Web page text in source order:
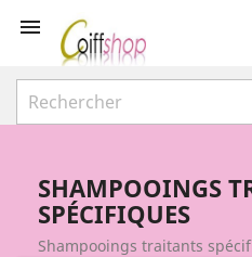

SHAMPOOINGS
SPÉCIFIQUES
Shampooings traitants